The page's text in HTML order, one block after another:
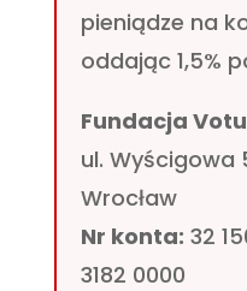
pieniądze na
oddając 1,5%
Fundacja
ul. Wyścigowa
Wrocław
Nr konta: 32
3182 0000